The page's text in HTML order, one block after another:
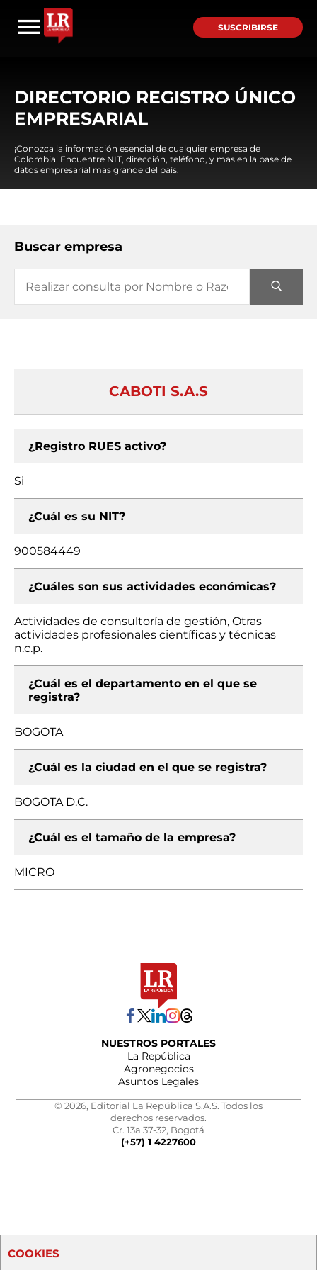
SUSCRIBIRSE
DIRECTORIO REGISTRO ÚNICO
EMPRESARIAL
¡Conozca la información esencial de cualquier empresa de
Colombia! Encuentre NIT, dirección, teléfono, y mas en la base de
datos empresarial mas grande del país.
Buscar empresa
CABOTI S.A.S
¿Registro RUES activo?
Si
¿Cuál es su NIT?
900584449
¿Cuáles son sus actividades económicas?
Actividades de consultoría de gestión, Otras
actividades profesionales científicas y técnicas
n.c.p.
¿Cuál es el departamento en el que se
registra?
BOGOTA
¿Cuál es la ciudad en el que se registra?
BOGOTA D.C.
¿Cuál es el tamaño de la empresa?
MICRO
NUESTROS PORTALES
La República
Agronegocios
Asuntos Legales
© 2026, Editorial La República S.A.S. Todos los
derechos reservados.
Cr. 13a 37-32, Bogotá
(+57) 1 4227600
COOKIES